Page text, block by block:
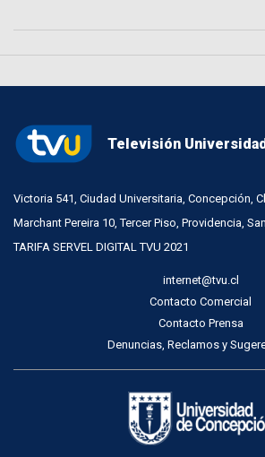
Televisión
Victoria 541, Ciudad Universitaria, Concepción,
Marchant Pereira 10, Tercer Piso, Providencia,
TARIFA SERVEL DIGITAL TVU 2021
internet@tvu.cl
Contacto Comercial
Contacto Prensa
Denuncias, Reclamos y